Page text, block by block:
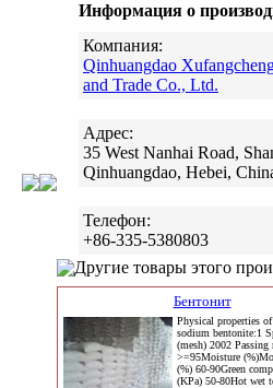
Информация о
Компания:
Qinhuangdao
and Trade Co., Ltd.
Адрес:
35 West Nanhai Road,
Qinhuangdao, Hebei,
Телефон:
+86-335-5380803
Другие товары этого
Бентонит
Physical properties
sodium bentonite:1
(mesh) 2002 Passing
>=95Moisture
(%) 60-90Green
(KPa) 50-80Hot wet